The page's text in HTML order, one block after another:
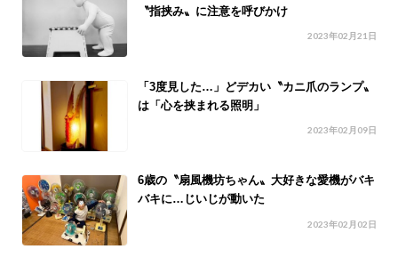
〝指挟み〟に注意を呼びかけ
2023年02月21日
「3度見した…」どデカい〝カニ爪のランプ〟
は「心を挟まれる照明」
2023年02月09日
6歳の〝扇風機坊ちゃん〟大好きな愛機がバキ
バキに…じいじが動いた
2023年02月02日